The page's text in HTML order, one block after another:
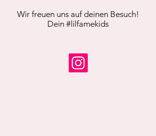
Wir freuen uns auf deinen Besuch!
Dein #lilfamekids